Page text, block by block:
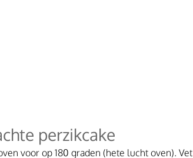
perzikcake
voor op 180 graden (hete lucht oven).